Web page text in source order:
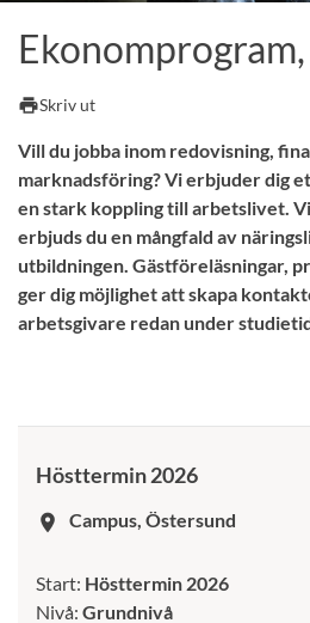
printSkriv ut
Vill du jobba inom redovisning,
marknadsföring? Vi erbjuder dig
en stark koppling till arbetslivet.
erbjuds du en mångfald av
utbildningen. Gästföreläsningar,
ger dig möjlighet att skapa
arbetsgivare redan under
Hösttermin 2026
room Campus, Östersund
Start: Hösttermin 2026
Nivå: Grundnivå